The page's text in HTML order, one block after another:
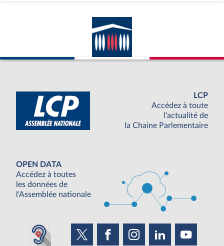
LCP
Accédez à toute
l'actualité de
la Chaine Parlementaire
OPEN DATA
Accédez à toutes
les données de
l'Assemblée nationale